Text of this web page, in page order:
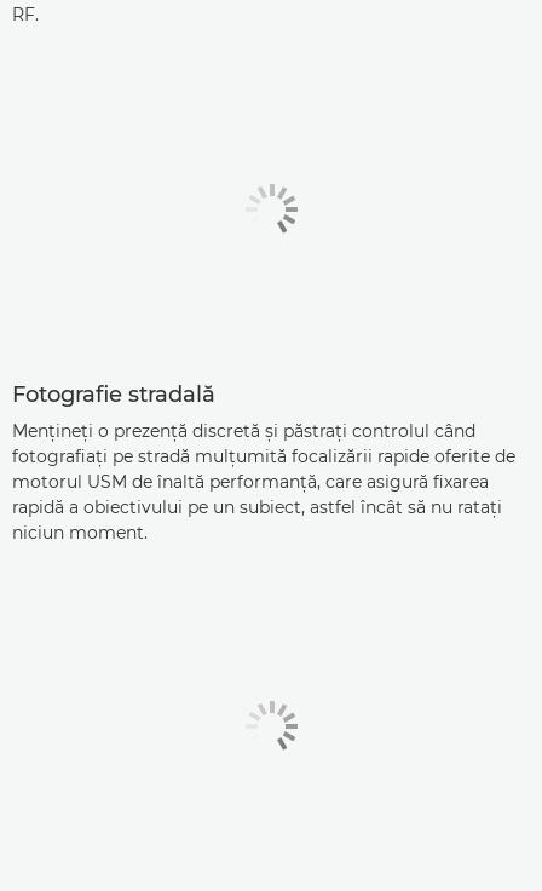
RF.
Fotografie stradală
Menţineţi o prezenţă discretă şi păstraţi controlul când
fotografiaţi pe stradă mulţumită focalizării rapide oferite de
motorul USM de înaltă performanţă, care asigură fixarea
rapidă a obiectivului pe un subiect, astfel încât să nu rataţi
niciun moment.